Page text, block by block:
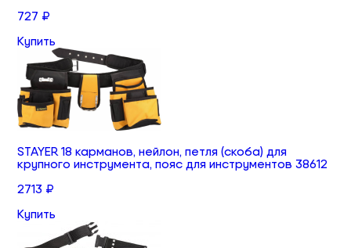
727 ₽
Купить
STAYER 18 карманов, нейлон, петля (скоба) для
крупного инструмента, пояс для инструментов 38612
2713 ₽
Купить